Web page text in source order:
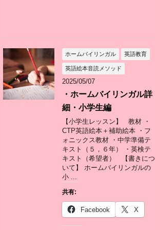
ホームバイリンガル 英語教育
英語絵本音読メソッド
2025/05/07
・ホームバイリンガル詳
細・小学生編
【小学生レッスン】 教材 ・
CTP英語絵本＋補助絵本 ・フ
ォニックス教材 ・中学準備テ
キスト（５，６年） ・英検テ
キスト（希望者） 【書きにつ
いて】 ホームバイリンガルの
小 ...
共有:
Facebook X